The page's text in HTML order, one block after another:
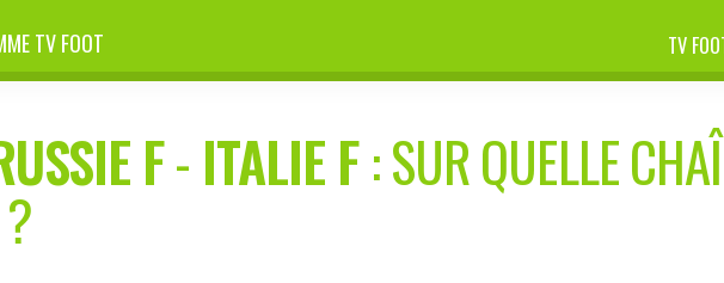
TV FOOT TV
F- ITALIE F: SUR QUELLE